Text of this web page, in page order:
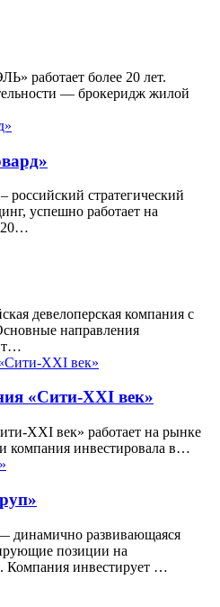
работает более 20 лет.
— брокеридж жилой
стратегический
успешно работает на
20…
девелоперская компания с
направления
«Сити-XXI век»
XXI век» работает на рынке
компания инвестировала в…
развивающаяся
позиции на
Компания инвестирует …